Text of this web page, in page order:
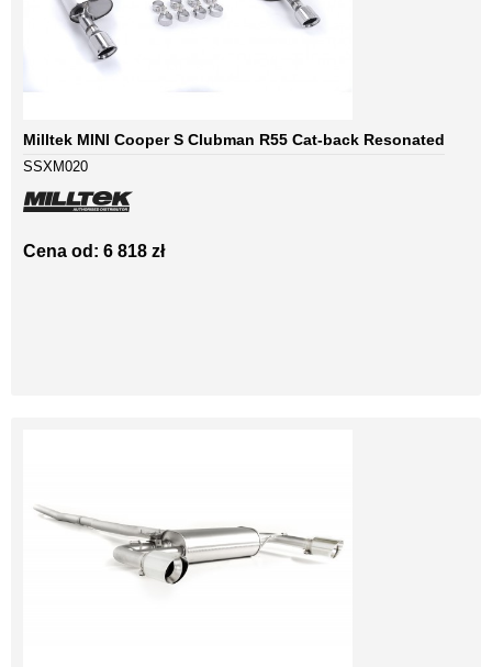
Milltek MINI Cooper S Clubman R55 Cat-back Resonated
SSXM020
Cena od: 6 818 zł